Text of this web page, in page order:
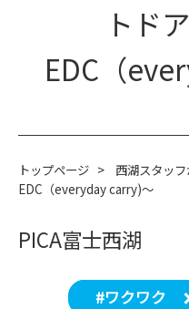
トド
EDC（
トップページ >
西湖スタッ
EDC（everyday carry)～
PICA富士西湖
#ワクワク